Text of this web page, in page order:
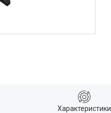
Характеристики